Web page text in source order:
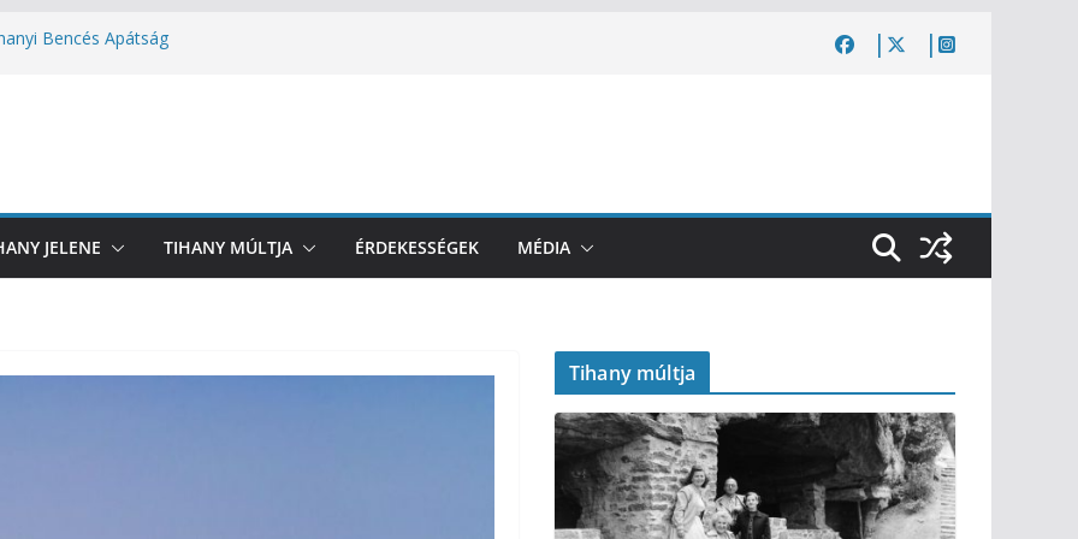
Bencés Apátság
lehet strandolni
JELENE TIHANY MÚLTJA ÉRDEKESSÉGEK MÉDIA
Tihany múltja